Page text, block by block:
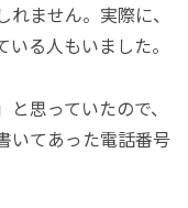
ません。実際に、
る人もいました。
思っていたので、
いてあった電話番号